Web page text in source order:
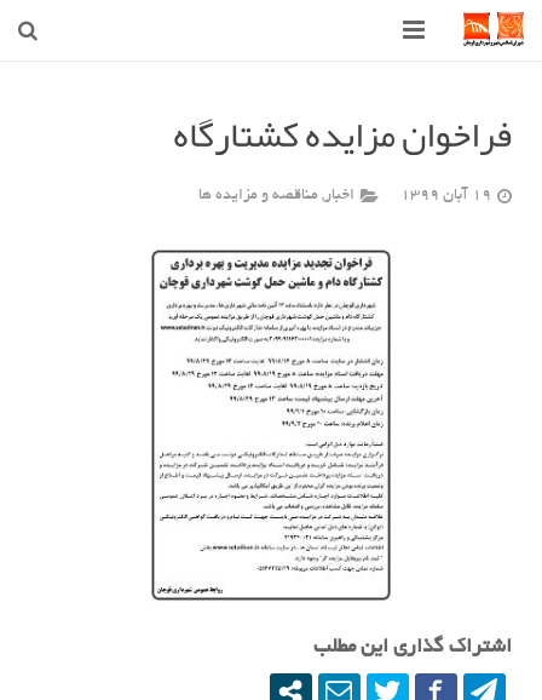
شهرداری
شورای اسلامی شهر قوچان
فراخوان مزایده کشتارگاه
19 آبان 1399 اخبار, مناقصه و مزایده ها
اشتراک گذاری این مطلب